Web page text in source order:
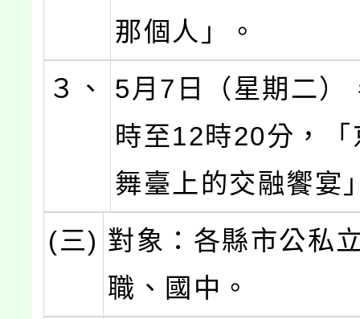
那個人」。
３、
5月7日（星期二）
時至12時20分，
舞臺上的交融饗宴
(三) 對象：各縣市公私
職、國中。